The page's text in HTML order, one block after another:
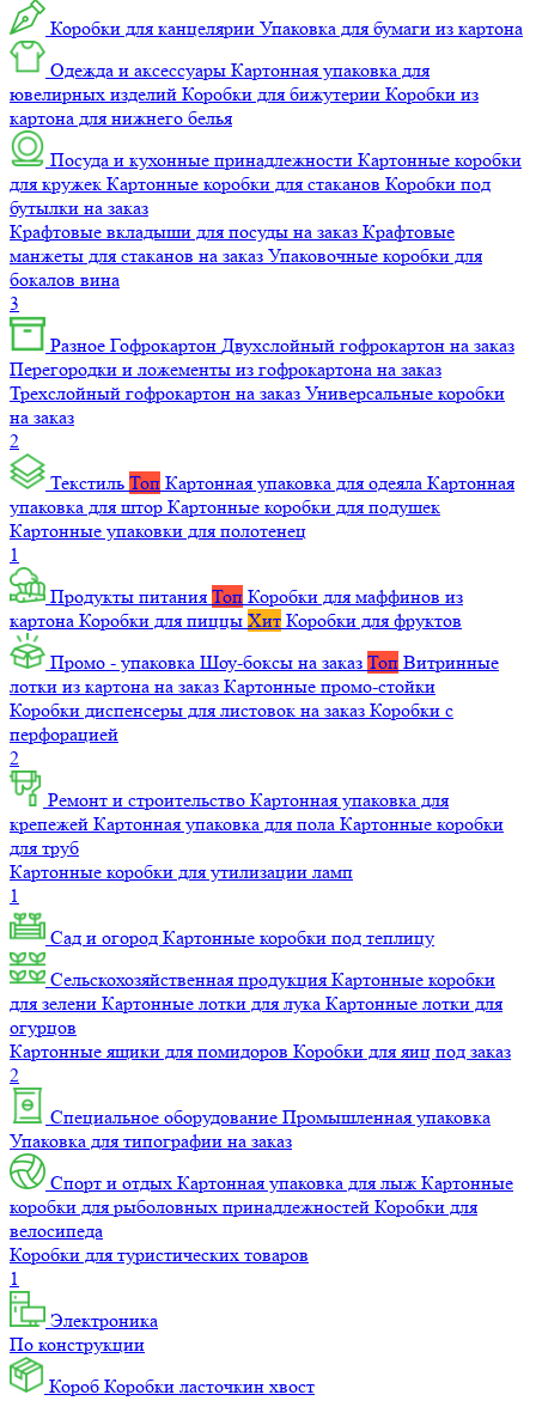
Коробки для канцелярии Упаковка для бумаги из картона
Одежда и аксессуары Картонная упаковка для
ювелирных изделий Коробки для бижутерии Коробки из
картона для нижнего белья
Посуда и кухонные принадлежности Картонные коробки
для кружек Картонные коробки для стаканов Коробки под
бутылки на заказ
Крафтовые вкладыши для посуды на заказ Крафтовые
манжеты для стаканов на заказ Упаковочные коробки для
бокалов вина
3
Разное Гофрокартон Двухслойный гофрокартон на заказ
Перегородки и ложементы из гофрокартона на заказ
Трехслойный гофрокартон на заказ Универсальные коробки
на заказ
2
Текстиль Топ Картонная упаковка для одеяла Картонная
упаковка для штор Картонные коробки для подушек
Картонные упаковки для полотенец
1
Продукты питания Топ Коробки для маффинов из
картона Коробки для пиццы Хит Коробки для фруктов
Промо - упаковка Шоу-боксы на заказ Топ Витринные
лотки из картона на заказ Картонные промо-стойки
Коробки диспенсеры для листовок на заказ Коробки с
перфорацией
2
Ремонт и строительство Картонная упаковка для
крепежей Картонная упаковка для пола Картонные коробки
для труб
Картонные коробки для утилизации ламп
1
Сад и огород Картонные коробки под теплицу
Сельскохозяйственная продукция Картонные коробки
для зелени Картонные лотки для лука Картонные лотки для
огурцов
Картонные ящики для помидоров Коробки для яиц под заказ
2
Специальное оборудование Промышленная упаковка
Упаковка для типографии на заказ
Спорт и отдых Картонная упаковка для лыж Картонные
коробки для рыболовных принадлежностей Коробки для
велосипеда
Коробки для туристических товаров
1
Электроника
По конструкции
Короб Коробки ласточкин хвост